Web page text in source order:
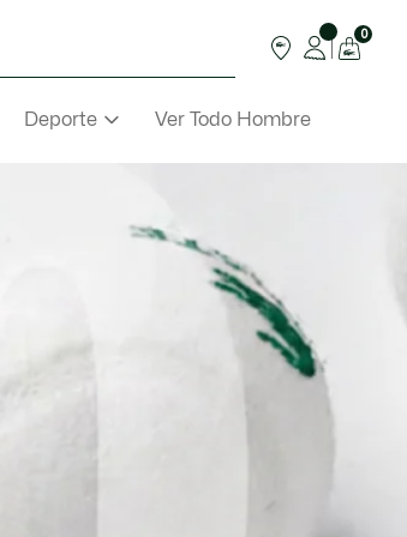
0
Deporte Ver Todo Hombre